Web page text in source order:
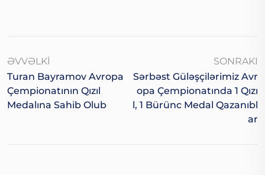
ƏVVƏLKI
Turan Bayramov Avropa
Çempionatının Qızıl
Medalına Sahib Olub
SONRAKI
Sərbəst Güləşçilərimiz Avr
Opa Çempionatında 1 Qızı
L, 1 Bürünc Medal Qazanıbl
Ar